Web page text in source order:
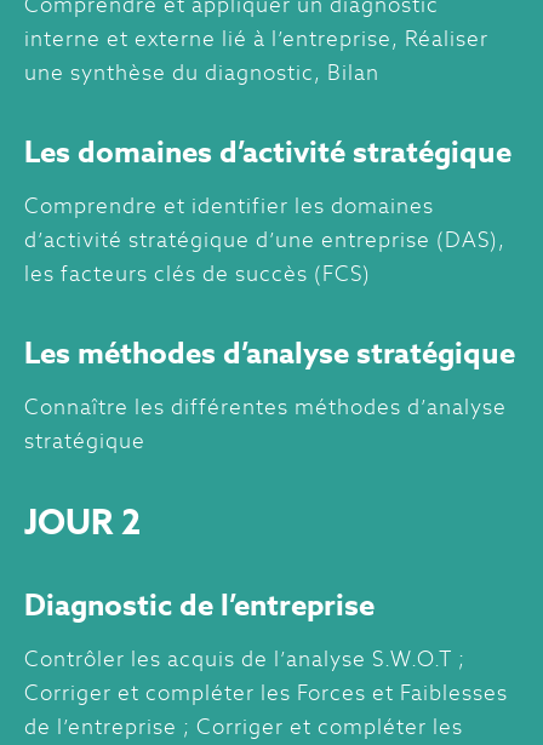
interne et externe lié à l’entreprise, Réaliser
une synthèse du diagnostic, Bilan
Les domaines d’activité stratégique
Comprendre et identifier les domaines
d’activité stratégique d’une entreprise (DAS),
les facteurs clés de succès (FCS)
Les méthodes d’analyse stratégique
Connaître les différentes méthodes d’analyse
stratégique
JOUR 2
Diagnostic de l’entreprise
Contrôler les acquis de l’analyse S.W.O.T ;
Corriger et compléter les Forces et Faiblesses
de l’entreprise ; Corriger et compléter les